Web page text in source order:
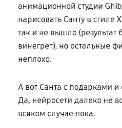
анимационной студии
нарисовать Санту в стиле
так и не вышло
винегрет), но остальные
неплохо.
А вот Санта с подарками и
Да, нейросети далеко не
всяком случае пока.